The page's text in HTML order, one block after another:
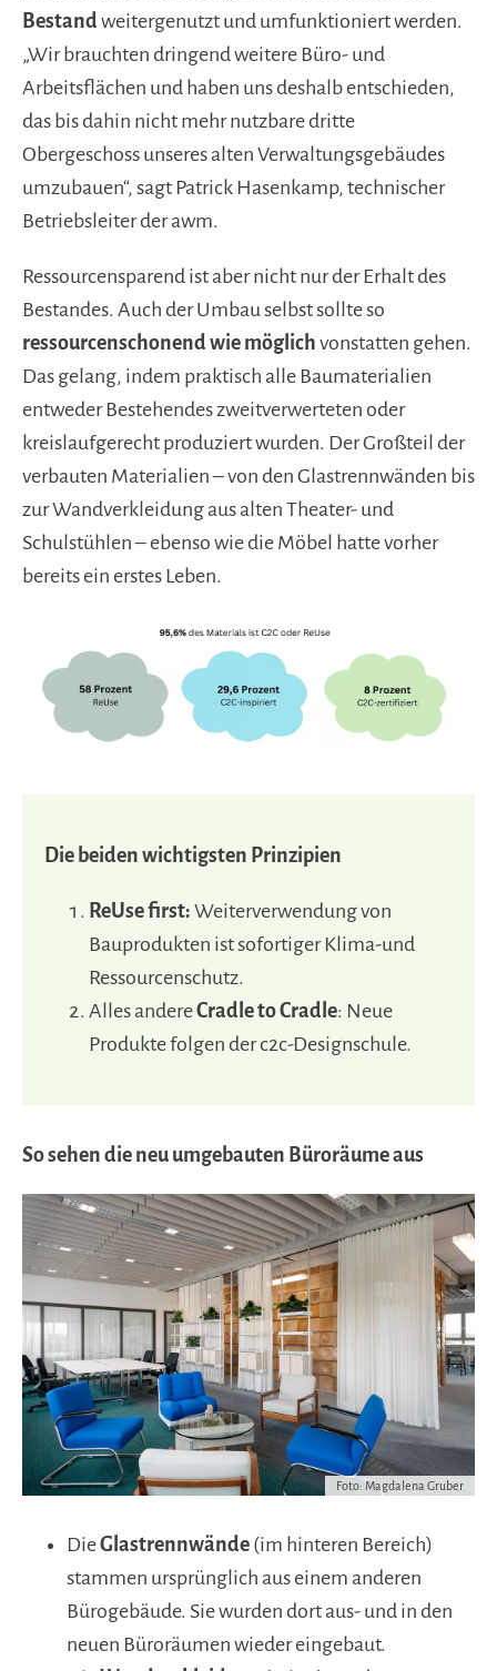
Bestand weitergenutzt und umfunktioniert werden.
„Wir brauchten dringend weitere Büro- und
Arbeitsflächen und haben uns deshalb entschieden,
das bis dahin nicht mehr nutzbare dritte
Obergeschoss unseres alten Verwaltungsgebäudes
umzubauen“, sagt Patrick Hasenkamp, technischer
Betriebsleiter der awm.
Ressourcensparend ist aber nicht nur der Erhalt des
Bestandes. Auch der Umbau selbst sollte so
ressourcenschonend wie möglich vonstatten gehen.
Das gelang, indem praktisch alle Baumaterialien
entweder Bestehendes zweitverwerteten oder
kreislaufgerecht produziert wurden. Der Großteil der
verbauten Materialien – von den Glastrennwänden bis
zur Wandverkleidung aus alten Theater- und
Schulstühlen – ebenso wie die Möbel hatte vorher
bereits ein erstes Leben.
Die beiden wichtigsten Prinzipien
ReUse first: Weiterverwendung von
Bauprodukten ist sofortiger Klima-und
Ressourcenschutz.
Alles andereCradle to Cradle: Neue
Produkte folgen der c2c-Designschule.
So sehen die neu umgebauten Büroräume aus
Foto: Magdalena Gruber
DieGlastrennwände (im hinteren Bereich)
stammen ursprünglich aus einem anderen
Bürogebäude. Sie wurden dort aus- und in den
neuen Büroräumen wieder eingebaut.